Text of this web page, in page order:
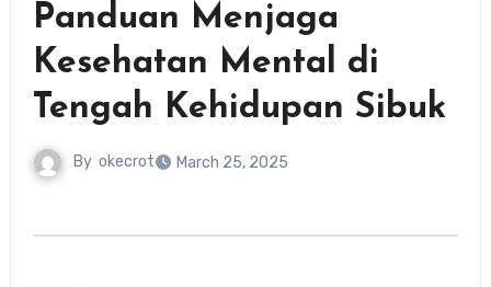
Panduan Menjaga
Kesehatan Mental di
Tengah Kehidupan Sibuk
By okecrot March 25, 2025